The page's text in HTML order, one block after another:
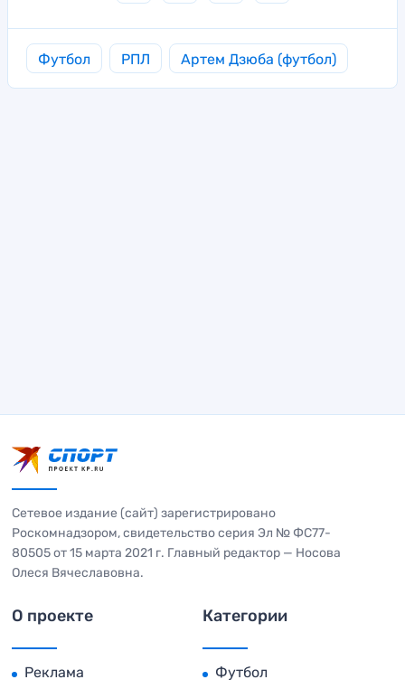
Футбол РПЛ Артем Дзюба (футбол)
Сетевое издание (сайт) зарегистрировано
Роскомнадзором, свидетельство серия Эл № ФС77-
80505 от 15 марта 2021 г. Главный редактор — Носова
Олеся Вячеславовна.
О проекте
Реклама
Категории
Футбол